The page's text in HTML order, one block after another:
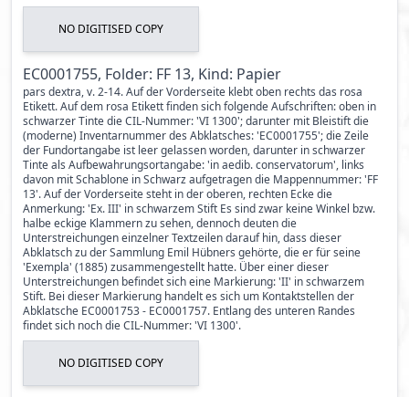
NO DIGITISED COPY
EC0001755, Folder: FF 13, Kind: Papier
pars dextra, v. 2-14. Auf der Vorderseite klebt oben rechts das rosa
Etikett. Auf dem rosa Etikett finden sich folgende Aufschriften: oben in
schwarzer Tinte die CIL-Nummer: 'VI 1300'; darunter mit Bleistift die
(moderne) Inventarnummer des Abklatsches: 'EC0001755'; die Zeile
der Fundortangabe ist leer gelassen worden, darunter in schwarzer
Tinte als Aufbewahrungsortangabe: 'in aedib. conservatorum', links
davon mit Schablone in Schwarz aufgetragen die Mappennummer: 'FF
13'. Auf der Vorderseite steht in der oberen, rechten Ecke die
Anmerkung: 'Ex. III' in schwarzem Stift Es sind zwar keine Winkel bzw.
halbe eckige Klammern zu sehen, dennoch deuten die
Unterstreichungen einzelner Textzeilen darauf hin, dass dieser
Abklatsch zu der Sammlung Emil Hübners gehörte, die er für seine
'Exempla' (1885) zusammengestellt hatte. Über einer dieser
Unterstreichungen befindet sich eine Markierung: 'II' in schwarzem
Stift. Bei dieser Markierung handelt es sich um Kontaktstellen der
Abklatsche EC0001753 - EC0001757. Entlang des unteren Randes
findet sich noch die CIL-Nummer: 'VI 1300'.
NO DIGITISED COPY